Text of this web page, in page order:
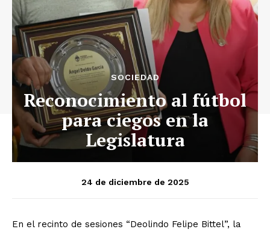
SOCIEDAD
Reconocimiento al fútbol
para ciegos en la
Legislatura
24 de diciembre de 2025
En el recinto de sesiones “Deolindo Felipe Bittel”, la